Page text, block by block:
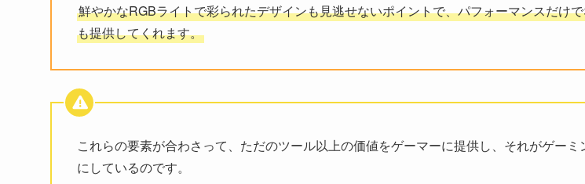
鮮やかなRGBライトで彩られたデザインも見逃せないポイントで、パフォーマンスだけ
も提供してくれます。
これらの要素が合わさって、ただのツール以上の価値をゲーマーに提供し、それがゲー
にしているのです。